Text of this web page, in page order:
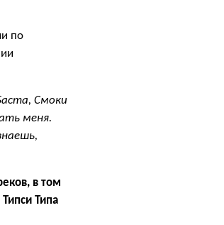
по
Смоки
меня.
в том
Типа